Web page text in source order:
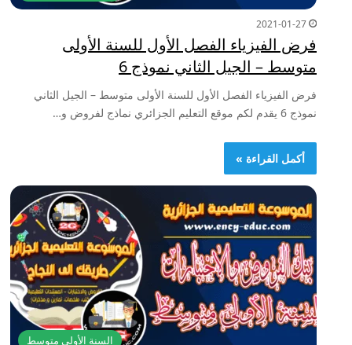
2021-01-27
فرض الفيزياء الفصل الأول للسنة الأولى
متوسط – الجيل الثاني نموذج 6
فرض الفيزياء الفصل الأول للسنة الأولى متوسط – الجيل الثاني
نموذج 6 يقدم لكم موقع التعليم الجزائري نماذج لفروض و…
أكمل القراءة »
السنة الأولى متوسط